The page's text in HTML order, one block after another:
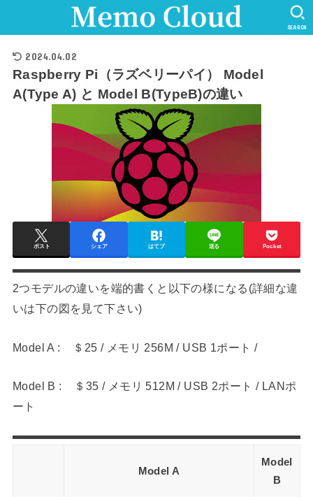
SEARCH
2024.04.02
Raspberry Pi（ラズベリーパイ） Model
A(Type A) と Model B(TypeB)の違い
ポスト シェア はてブ 送る Pocket
2つモデルの違いを端的書くと以下の様になる(詳細な違
いは下の図を見て下さい)
Model A : ＄25 / メモリ 256M / USB 1ポート /
Model B : ＄35 / メモリ 512M / USB 2ポート / LANポ
ート
Model A
Model
B